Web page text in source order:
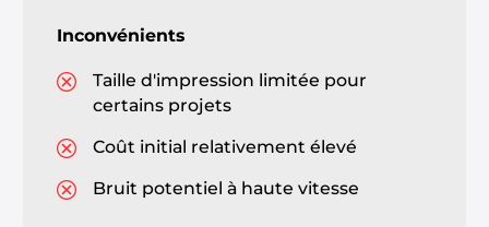
Inconvénients
Taille d'impression limitée pour
certains projets
Coût initial relativement élevé
Bruit potentiel à haute vitesse